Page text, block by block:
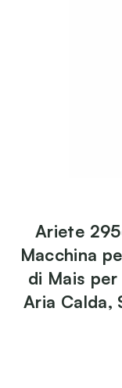
Ariete
Macchina
di Mais
Aria Calda,